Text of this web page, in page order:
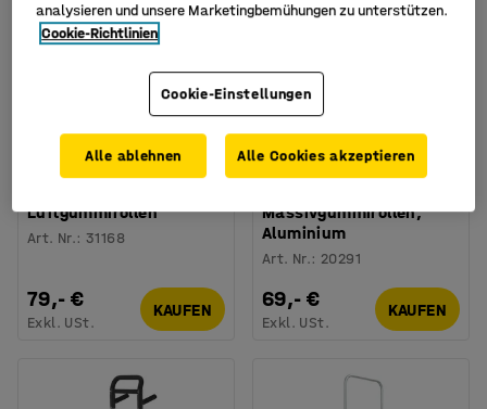
Sackkarre ARNOLD,
Luftgummirollen
Art. Nr.:31168
79,- €
Exkl. USt.
KAUFEN
Sackkarre WHELDON,
Massivgummirollen,
Aluminium
Art. Nr.: 20291
69,- €
Exkl. USt.
KAUFEN
analysieren und unsere Marketingbemühungen zu unterstützen.
Cookie-Richtlinien
Cookie-Einstellungen
Alle ablehnen Alle Cookies akzeptieren